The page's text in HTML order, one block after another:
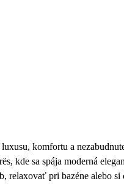
komfortu a
kde sa spája moderná
relaxovať pri bazéne alebo